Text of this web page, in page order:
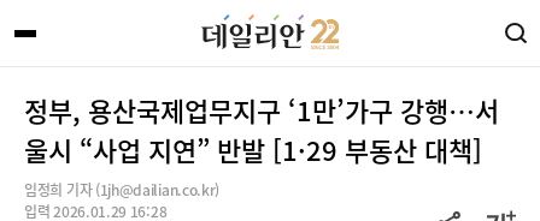
정부, 용산국제업무지구 ‘1만’가구 강행…서
울시 “사업 지연” 반발 [1·29 부동산 대책]
임정희 기자 (1jh@dailian.co.kr)
입력 2026.01.29 16:28